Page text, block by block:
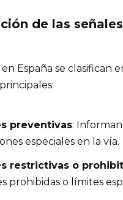
de las
en España se clasifican
preventivas:
especiales en la vía.
restrictivas o
prohibidas o límites